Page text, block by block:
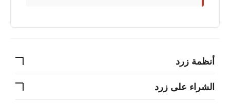
أنظمة زرد
الشراء على زرد